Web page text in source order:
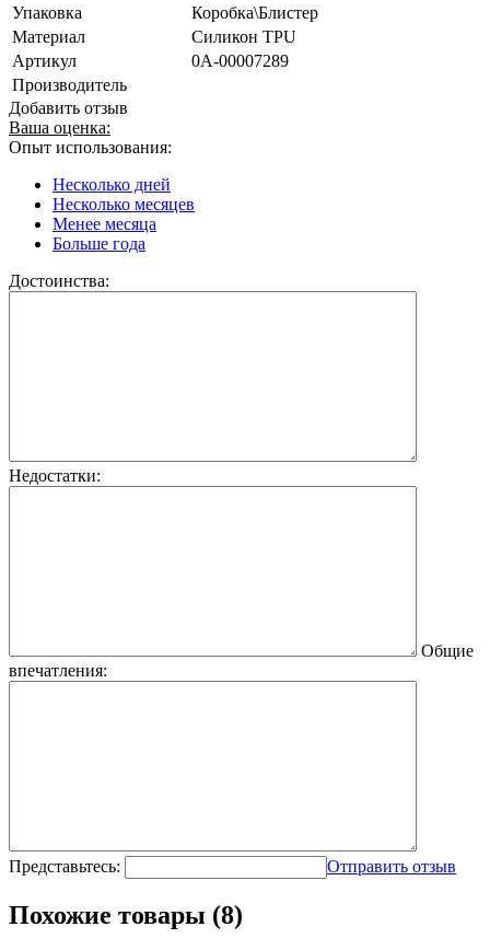
Упаковка
Коробка\Блистер
Материал
Силикон TPU
Артикул
0А-00007289
Производитель
Добавить отзыв
Ваша оценка:
Опыт использования:
Несколько дней
Несколько месяцев
Менее месяца
Больше года
Достоинства:
Недостатки:
Общие
впечатления:
Представьтесь: Отправить отзыв
Похожие товары (8)